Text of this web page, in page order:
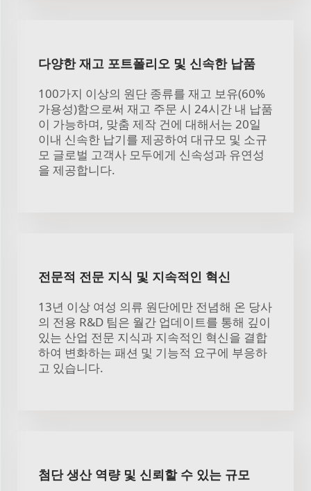
다양한 재고 포트폴리오 및 신속한 납품
100가지 이상의 원단 종류를 재고 보유(60%
가용성)함으로써 재고 주문 시 24시간 내 납품
이 가능하며, 맞춤 제작 건에 대해서는 20일
이내 신속한 납기를 제공하여 대규모 및 소규
모 글로벌 고객사 모두에게 신속성과 유연성
을 제공합니다.
전문적 전문 지식 및 지속적인 혁신
13년 이상 여성 의류 원단에만 전념해 온 당사
의 전용 R&D 팀은 월간 업데이트를 통해 깊이
있는 산업 전문 지식과 지속적인 혁신을 결합
하여 변화하는 패션 및 기능적 요구에 부응하
고 있습니다.
첨단 생산 역량 및 신뢰할 수 있는 규모